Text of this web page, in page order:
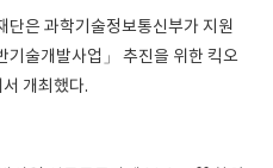
단은 과학기술정보통신부가 지원
기술개발사업」 추진을 위한 킥오
개최했다.